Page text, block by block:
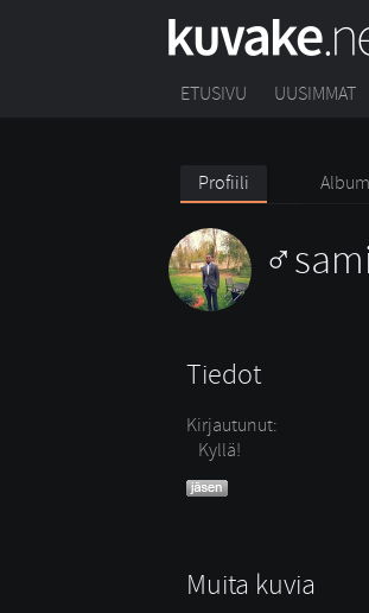
ETUSIVU UUSIMMAT
Profiili
Tiedot
Kirjautunut:
Kyllä!
Muita kuvia